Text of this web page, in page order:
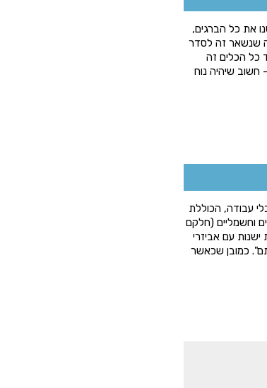
את כל הברגים,
שנשאר זה לסדר
כל הכלים זה
חשוב שיהיה נוח
עבודה, הכוללת
וחשמליים (חלקם
עם אביזרי
כמובן שכאשר